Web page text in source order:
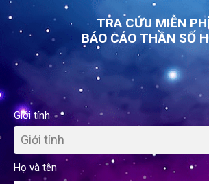
TRA CỨU MIỄN
BÁO CÁO THẦN SỐ
Giới tính
Giới tính
Họ và tên